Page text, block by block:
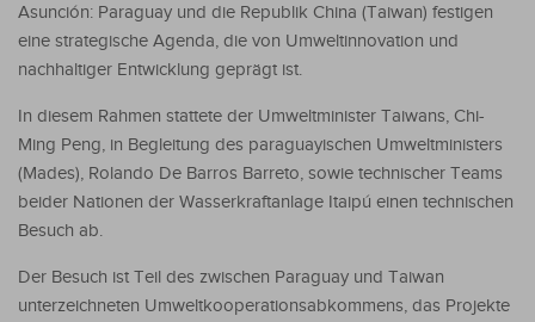
Asunción: Paraguay und die Republik China (Taiwan) festigen
eine strategische Agenda, die von Umweltinnovation und
nachhaltiger Entwicklung geprägt ist.
In diesem Rahmen stattete der Umweltminister Taiwans, Chi-
Ming Peng, in Begleitung des paraguayischen Umweltministers
(Mades), Rolando De Barros Barreto, sowie technischer Teams
beider Nationen der Wasserkraftanlage Itaipú einen technischen
Besuch ab.
Der Besuch ist Teil des zwischen Paraguay und Taiwan
unterzeichneten Umweltkooperationsabkommens, das Projekte